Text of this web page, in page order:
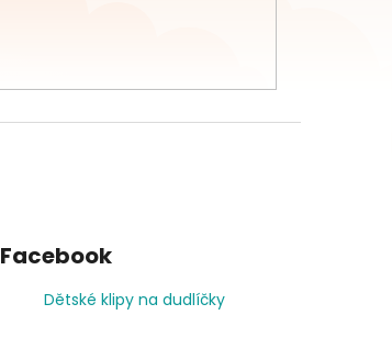
Facebook
Dětské klipy na dudlíčky